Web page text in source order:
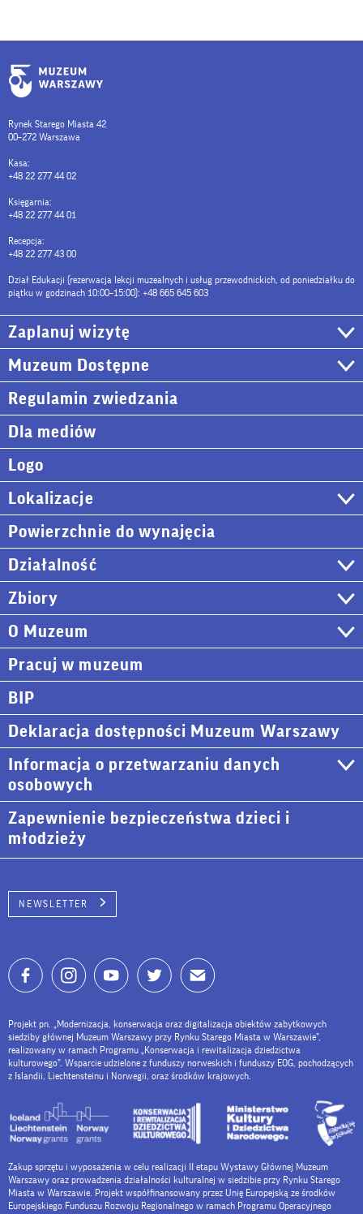
Rynek Starego Miasta 42
00–272 Warszawa
Kasa:
+48 22 277 44 02
Księgarnia:
+48 22 277 44 01
Recepcja:
+48 22 277 43 00
Dział Edukacji (rezerwacja lekcji muzealnych i usług przewodnickich, od poniedziałku do
piątku w godzinach 10:00–15:00): +48 665 645 603
Zaplanuj wizytę
Muzeum Dostępne
Regulamin zwiedzania
Dla mediów
Logo
Lokalizacje
Powierzchnie do wynajęcia
Działalność
Zbiory
O Muzeum
Pracuj w muzeum
BIP
Deklaracja dostępności Muzeum Warszawy
Informacja o przetwarzaniu danych
osobowych
Zapewnienie bezpieczeństwa dzieci i
młodzieży
NEWSLETTER
Projekt pn. „Modernizacja, konserwacja oraz digitalizacja obiektów zabytkowych
siedziby głównej Muzeum Warszawy przy Rynku Starego Miasta w Warszawie”,
realizowany w ramach Programu „Konserwacja i rewitalizacja dziedzictwa
kulturowego”. Wsparcie udzielone z funduszy norweskich i funduszy EOG, pochodzących
z Islandii, Liechtensteinu i Norwegii, oraz środków krajowych.
Zakup sprzętu i wyposażenia w celu realizacji II etapu Wystawy Głównej Muzeum
Warszawy oraz prowadzenia działalności kulturalnej w siedzibie przy Rynku Starego
Miasta w Warszawie. Projekt współfinansowany przez Unię Europejską ze środków
Europejskiego Funduszu Rozwoju Regionalnego w ramach Programu Operacyjnego